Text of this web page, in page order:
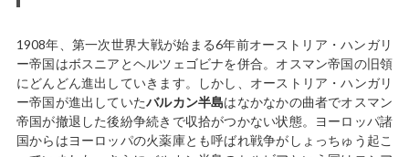
1908年、第一次世界大戦が始まる6年前オーストリア・ハンガリ
ー帝国はボスニアとヘルツェゴビナを併合。オスマン帝国の旧領
にどんどん進出していきます。しかし、オーストリア・ハンガリ
ー帝国が進出していたバルカン半島はなかなかの曲者でオスマン
帝国が撤退した後紛争続きで収拾がつかない状態。ヨーロッパ諸
国からはヨーロッパの火薬庫とも呼ばれ戦争がしょっちゅう起こ